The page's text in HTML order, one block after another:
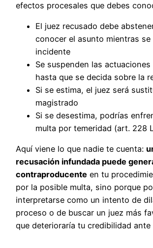
efectos procesales que debes
El juez recusado debe
conocer el asunto mientras se
incidente
Se suspenden las
hasta que se decida sobre la
Si se estima, el juez será
magistrado
Si se desestima, podrías
multa por temeridad (art. 228
Aquí viene lo que nadie te cuenta:
recusación infundada puede
contraproducente en tu
por la posible multa, sino porque
interpretarse como un intento de
proceso o de buscar un juez más
que deterioraría tu credibilidad ante